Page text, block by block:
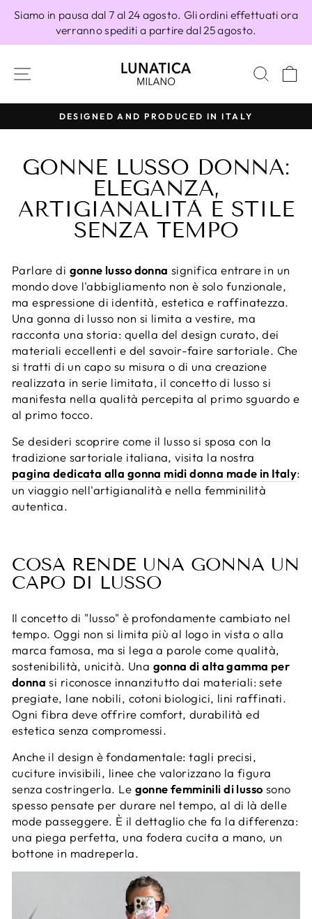
direttamente
Siamo in pausa dal 7 al 24 agosto. Gli ordini effettuati ora
verranno spediti a partire dal 25 agosto.
NAVIGAZIONE DEL SITO
Metti
pausa
presentazione
100% MADE IN ITALY
GONNE LUSSO DONNA:
ELEGANZA,
ARTIGIANALITÀ E STILE
SENZA TEMPO
Parlare di gonne lusso donna significa entrare in un
mondo dove l'abbigliamento non è solo funzionale,
ma espressione di identità, estetica e raffinatezza.
Una gonna di lusso non si limita a vestire, ma
racconta una storia: quella del design curato, dei
materiali eccellenti e del savoir-faire sartoriale. Che
si tratti di un capo su misura o di una creazione
realizzata in serie limitata, il concetto di lusso si
manifesta nella qualità percepita al primo sguardo e
al primo tocco.
Se desideri scoprire come il lusso si sposa con la
tradizione sartoriale italiana, visita la nostra
pagina dedicata alla gonna midi donna made in Italy:
un viaggio nell'artigianalità e nella femminilità
autentica.
COSA RENDE UNA GONNA UN
CAPO DI LUSSO
Il concetto di "lusso" è profondamente cambiato nel
tempo. Oggi non si limita più al logo in vista o alla
marca famosa, ma si lega a parole come qualità,
sostenibilità, unicità. Una gonna di alta gamma per
donna si riconosce innanzitutto dai materiali: sete
pregiate, lane nobili, cotoni biologici, lini raffinati.
Ogni fibra deve offrire comfort, durabilità ed
estetica senza compromessi.
Anche il design è fondamentale: tagli precisi,
cuciture invisibili, linee che valorizzano la figura
senza costringerla. Le gonne femminili di lusso sono
spesso pensate per durare nel tempo, al di là delle
mode passeggere. È il dettaglio che fa la differenza:
una piega perfetta, una fodera cucita a mano, un
bottone in madreperla.